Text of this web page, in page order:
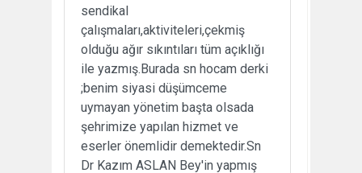
sendikal
çalışmaları,aktiviteleri,çekmiş
olduğu ağır sıkıntıları tüm açıklığı
ile yazmış.Burada sn hocam derki
;benim siyasi düşümceme
uymayan yönetim başta olsada
şehrimize yapılan hizmet ve
eserler önemlidir demektedir.Sn
Dr Kazım ASLAN Bey'in yapmış